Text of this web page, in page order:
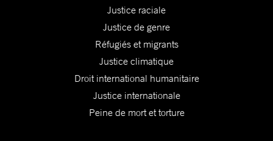
Justice raciale
Justice de genre
Réfugiés et migrants
Justice climatique
Droit international humanitaire
Justice internationale
Peine de mort et torture